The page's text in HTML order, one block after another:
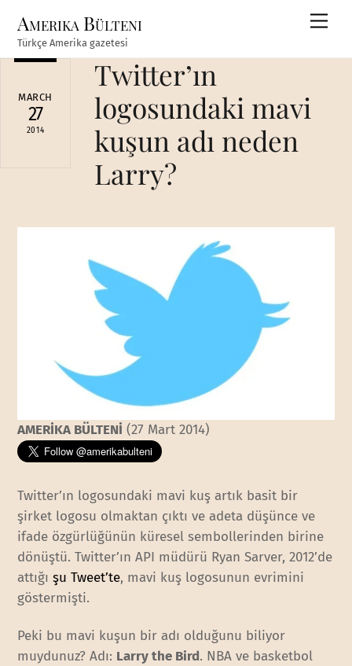
content
Amerika Bülteni
Türkçe Amerika gazetesi
MARCH
27
2014
Twitter’ın
logosundaki mavi
kuşun adı neden
Larry?
AMERİKA BÜLTENİ (27 Mart 2014)
Twitter’ın logosundaki mavi kuş artık basit bir
şirket logosu olmaktan çıktı ve adeta düşünce ve
ifade özgürlüğünün küresel sembollerinden birine
dönüştü. Twitter’ın API müdürü Ryan Sarver, 2012’de
attığışu Tweet’te, mavi kuş logosunun evrimini
göstermişti.
Peki bu mavi kuşun bir adı olduğunu biliyor
muydunuz? Adı: Larry the Bird. NBA ve basketbol